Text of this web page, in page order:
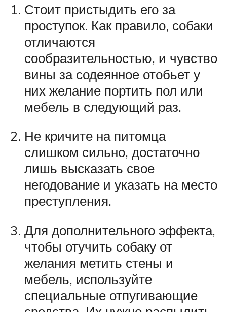
Стоит пристыдить его за
проступок. Как правило, собаки
отличаются
сообразительностью, и чувство
вины за содеянное отобьет у
них желание портить пол или
мебель в следующий раз.
Не кричите на питомца
слишком сильно, достаточно
лишь высказать свое
негодование и указать на место
преступления.
Для дополнительного эффекта,
чтобы отучить собаку от
желания метить стены и
мебель, используйте
специальные отпугивающие